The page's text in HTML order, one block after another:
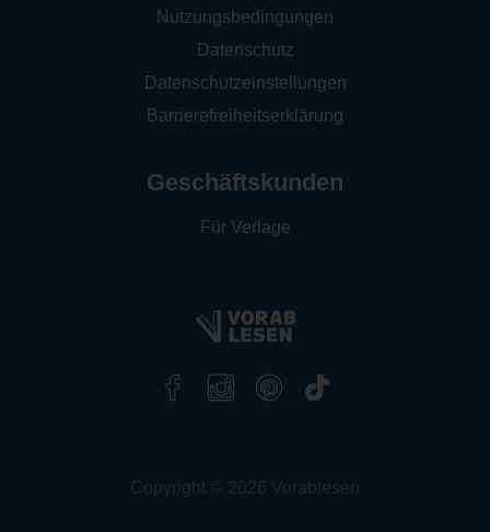
Nutzungsbedingungen
Datenschutz
Datenschutzeinstellungen
Barrierefreiheitserklärung
Geschäftskunden
Für Verlage
Copyright © 2026 Vorablesen